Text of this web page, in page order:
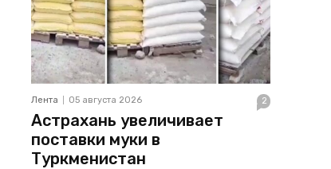
Лента 05 августа 2026 2
Астрахань увеличивает
поставки муки в
Туркменистан